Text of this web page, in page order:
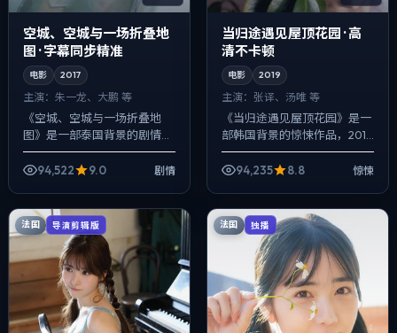
空城、空城与一场折叠地
图 · 字幕同步精准
电影 2017
主演： 朱一龙、大鹏 等
《空城、空城与一场折叠地
图》是一部泰国背景的剧情作
品，2017年公映，由杜琪峰执
导，朱一龙、大鹏、张译等主
94,522 9.0 剧情
当归途遇见屋顶花园 · 高
清不卡顿
电影 2019
主演： 张译、汤唯 等
《当归途遇见屋顶花园》是一
部韩国背景的惊悚作品，2019
年公映，由新海诚执导，张
译、汤唯、宋康昊等主演。在
94,235 8.8 惊悚
法国 导演剪辑版 法国 独播